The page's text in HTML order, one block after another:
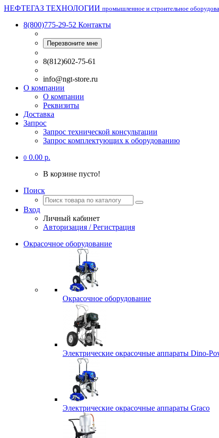
НЕФТЕГАЗ ТЕХНОЛОГИИ промышленное и строительное
8(800)775-29-52 Контакты
Перезвоните мне
8(812)602-75-61
info@ngt-store.ru
О компании
О компании
Реквизиты
Доставка
Запрос
Запрос технической консультации
Запрос комплектующих к оборудованию
0 0.00 р.
В корзине пусто!
Поиск
Вход
Личный кабинет
Авторизация / Регистрация
Окрасочное оборудование
Окрасочное оборудование
Электрические окрасочные аппараты Dino-
Электрические окрасочные аппараты Graco